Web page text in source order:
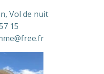
Vol de nuit
15